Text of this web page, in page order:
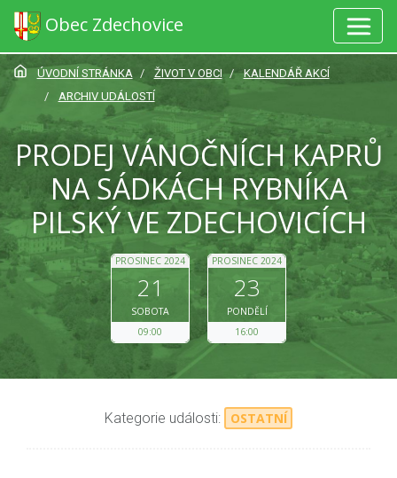
Obec Zdechovice
ÚVODNÍ STRÁNKA ŽIVOT V OBCI
KALENDÁŘ AKCÍ
ARCHIV UDÁLOSTÍ
PRODEJ VÁNOČNÍCH KAPRŮ
NA SÁDKÁCH RYBNÍKA
PILSKÝ VE ZDECHOVICÍCH
PROSINEC 2024
21
SOBOTA
09:00
PROSINEC 2024
23
PONDĚLÍ
16:00
Kategorie události: OSTATNÍ